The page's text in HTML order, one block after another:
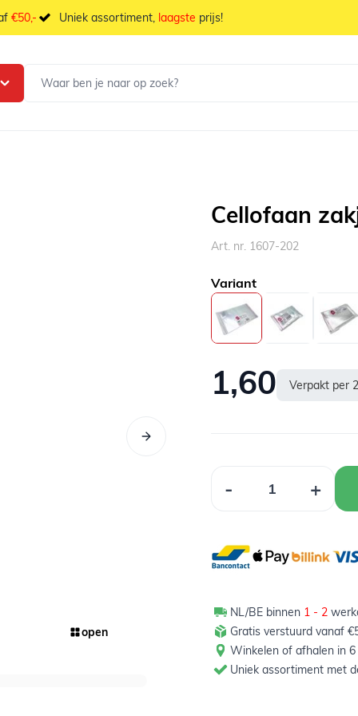
€50,- Uniek assortiment, laagste prijs!
open
Cellofaan
Art. nr. 1607-202
Variant
1,60 Verpakt per
- +
NL/BE binnen 1 - 2
Gratis verstuurd vanaf
Winkelen of afhalen in
Uniek assortiment met